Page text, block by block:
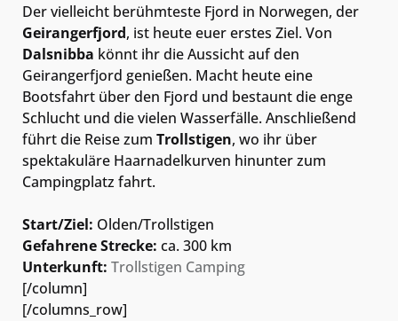
Der vielleicht berühmteste Fjord in Norwegen, der
Geirangerfjord, ist heute euer erstes Ziel. Von
Dalsnibba könnt ihr die Aussicht auf den
Geirangerfjord genießen. Macht heute eine
Bootsfahrt über den Fjord und bestaunt die enge
Schlucht und die vielen Wasserfälle. Anschließend
führt die Reise zum Trollstigen, wo ihr über
spektakuläre Haarnadelkurven hinunter zum
Campingplatz fahrt.
Start/Ziel: Olden/Trollstigen
Gefahrene Strecke: ca. 300 km
Unterkunft: Trollstigen Camping
[/column]
[/columns_row]